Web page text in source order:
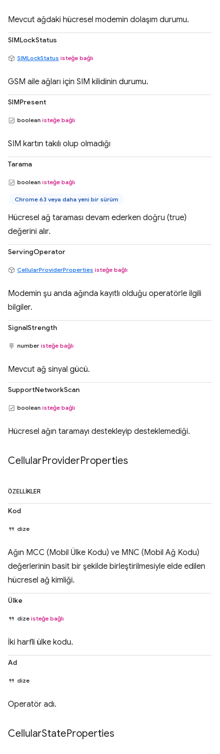
Mevcut ağdaki hücresel modemin dolaşım durumu.
SIMLockStatus
SIMLockStatus isteğe bağlı
GSM aile ağları için SIM kilidinin durumu.
SIMPresent
boolean isteğe bağlı
SIM kartın takılı olup olmadığı
Tarama
boolean isteğe bağlı
Chrome 63 veya daha yeni bir sürüm
Hücresel ağ taraması devam ederken doğru (true)
değerini alır.
ServingOperator
CellularProviderProperties isteğe bağlı
Modemin şu anda ağında kayıtlı olduğu operatörle ilgili
bilgiler.
SignalStrength
number isteğe bağlı
Mevcut ağ sinyal gücü.
SupportNetworkScan
boolean isteğe bağlı
Hücresel ağın taramayı destekleyip desteklemediği.
CellularProviderProperties
ÖZELLIKLER
Kod
dize
Ağın MCC (Mobil Ülke Kodu) ve MNC (Mobil Ağ Kodu)
değerlerinin basit bir şekilde birleştirilmesiyle elde edilen
hücresel ağ kimliği.
Ülke
dize isteğe bağlı
İki harfli ülke kodu.
Ad
dize
Operatör adı.
CellularStateProperties